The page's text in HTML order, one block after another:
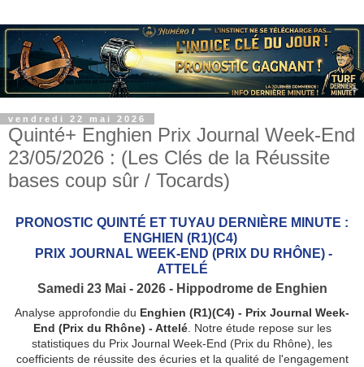
vendredi 22 mai 2026
Quinté+ Enghien Prix Journal Week-End
23/05/2026 : (Les Clés de la Réussite
bases coup sûr / Tocards)
PRONOSTIC QUINTÉ ET TUYAU DERNIÈRE MINUTE :
ENGHIEN (R1)(C4)
PRIX JOURNAL WEEK-END (PRIX DU RHÔNE) -
ATTELÉ
Samedi 23 Mai - 2026 - Hippodrome de Enghien
Analyse approfondie du Enghien (R1)(C4) - Prix Journal Week-
End (Prix du Rhône) - Attelé. Notre étude repose sur les
statistiques du Prix Journal Week-End (Prix du Rhône), les
coefficients de réussite des écuries et la qualité de l'engagement